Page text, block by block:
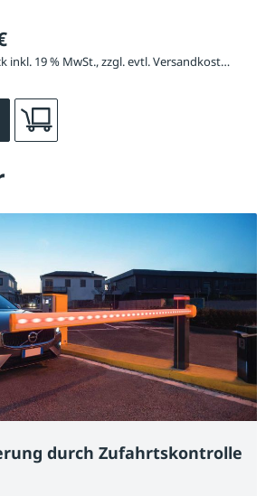
1.355,41 € / Stück inkl. 19 % MwSt., zzgl. evtl. Versandkosten
durch Zufahrtskontrolle